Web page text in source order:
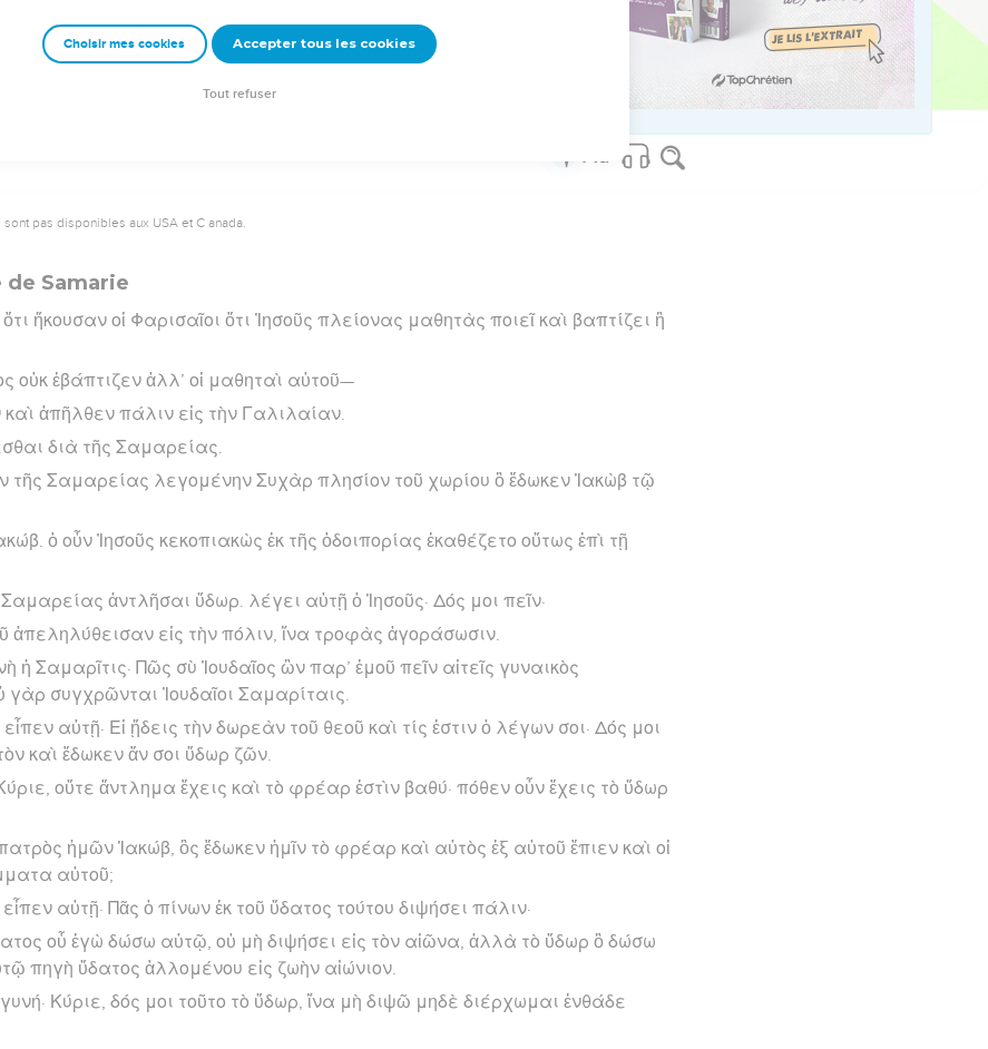
Codex - tanach.us --- Grec : © 2010 by the Society of Biblical Literature and Logos Bible Software - sblgnt.com
pas disponibles aux USA et C anada.
Samarie
ἤκουσαν οἱ Φαρισαῖοι ὅτι Ἰησοῦς πλείονας μαθητὰς ποιεῖ καὶ βαπτίζει ἢ
οὐκ ἐβάπτιζεν ἀλλ’ οἱ μαθηταὶ αὐτοῦ—
ἀπῆλθεν πάλιν εἰς τὴν Γαλιλαίαν.
διὰ τῆς Σαμαρείας.
τῆς Σαμαρείας λεγομένην Συχὰρ πλησίον τοῦ χωρίου ὃ ἔδωκεν Ἰακὼβ τῷ
ὁ οὖν Ἰησοῦς κεκοπιακὼς ἐκ τῆς ὁδοιπορίας ἐκαθέζετο οὕτως ἐπὶ τῇ
ἀντλῆσαι ὕδωρ. λέγει αὐτῇ ὁ Ἰησοῦς· Δός μοι πεῖν·
ἀπεληλύθεισαν εἰς τὴν πόλιν, ἵνα τροφὰς ἀγοράσωσιν.
ἡ Σαμαρῖτις· Πῶς σὺ Ἰουδαῖος ὢν παρ’ ἐμοῦ πεῖν αἰτεῖς γυναικὸς
γὰρ συγχρῶνται Ἰουδαῖοι Σαμαρίταις.
αὐτῇ· Εἰ ᾔδεις τὴν δωρεὰν τοῦ θεοῦ καὶ τίς ἐστιν ὁ λέγων σοι· Δός μοι
καὶ ἔδωκεν ἄν σοι ὕδωρ ζῶν.
οὔτε ἄντλημα ἔχεις καὶ τὸ φρέαρ ἐστὶν βαθύ· πόθεν οὖν ἔχεις τὸ ὕδωρ
ἡμῶν Ἰακώβ, ὃς ἔδωκεν ἡμῖν τὸ φρέαρ καὶ αὐτὸς ἐξ αὐτοῦ ἔπιεν καὶ οἱ
αὐτοῦ;
αὐτῇ· Πᾶς ὁ πίνων ἐκ τοῦ ὕδατος τούτου διψήσει πάλιν·
οὗ ἐγὼ δώσω αὐτῷ, οὐ μὴ διψήσει εἰς τὸν αἰῶνα, ἀλλὰ τὸ ὕδωρ ὃ δώσω
πηγὴ ὕδατος ἁλλομένου εἰς ζωὴν αἰώνιον.
Κύριε, δός μοι τοῦτο τὸ ὕδωρ, ἵνα μὴ διψῶ μηδὲ διέρχωμαι ἐνθάδε
Choisir mes cookies Accepter tous les cookies
Tout refuser